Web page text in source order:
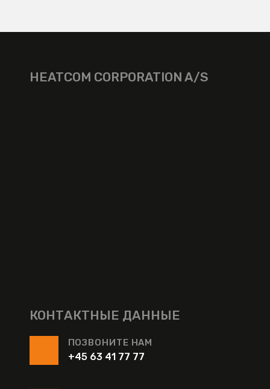
HEATCOM CORPORATION A/S
КОНТАКТНЫЕ ДАННЫЕ
ПОЗВОНИТЕ НАМ
+45 63 41 77 77